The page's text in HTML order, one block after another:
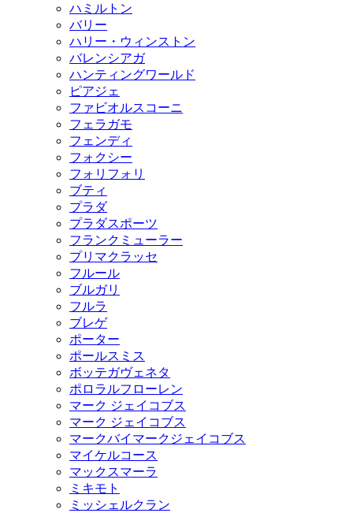
ハミルトン
バリー
ハリー・ウィンストン
バレンシアガ
ハンティングワールド
ピアジェ
ファビオルスコーニ
フェラガモ
フェンディ
フォクシー
フォリフォリ
ブティ
プラダ
プラダスポーツ
フランクミューラー
プリマクラッセ
フルール
ブルガリ
フルラ
ブレゲ
ポーター
ポールスミス
ボッテガヴェネタ
ポロラルフローレン
マーク ジェイコブス
マーク ジェイコブス
マークバイマークジェイコブス
マイケルコース
マックスマーラ
ミキモト
ミッシェルクラン